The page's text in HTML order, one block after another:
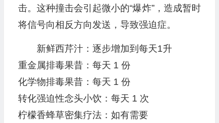
击。这种撞击会引起微小的“爆炸”，造成暂时
将信号向相反方向发送，导致强迫症。
新鲜西芹汁：逐步增加到每天1升
重金属排毒果昔：每天 1 份
化学物排毒果昔：每天 1 份
转化强迫性念头小饮：每天 1 次
柠檬香蜂草密集疗法：如有需要